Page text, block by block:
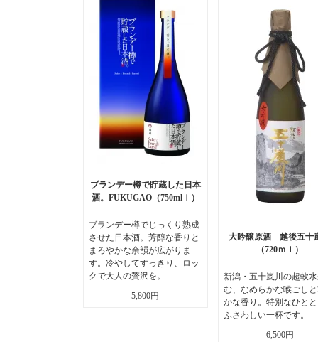
ブランデー樽で貯蔵した日本
酒。FUKUGAO（750mlｌ）
ブランデー樽でじっくり熟成
させた日本酒。芳醇な香りと
まろやかな余韻が広がりま
す。冷やしてすっきり、ロッ
クで大人の贅沢を。
5,800円
大吟醸原酒 越後五十
（720ｍｌ）
新潟・五十嵐川の超軟
む、なめらかな喉ごし
かな香り。特別なひと
ふさわしい一杯です。
6,500円